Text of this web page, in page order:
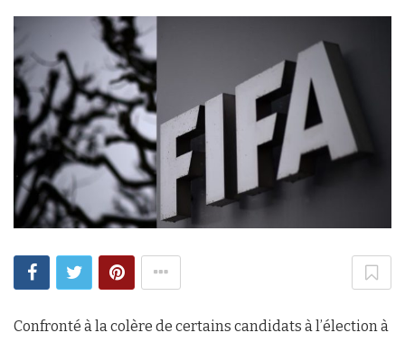
Confronté à la colère de certains candidats à l’élection à